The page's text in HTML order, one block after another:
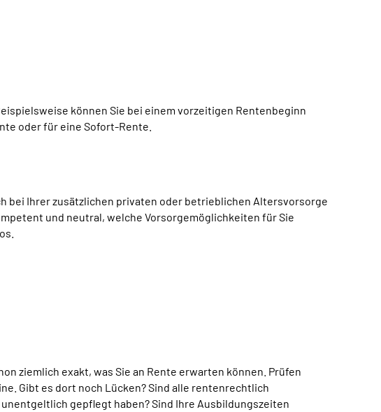
können Sie bei einem vorzeitigen Rentenbeginn
oder für eine Sofort-Rente.
bei Ihrer zusätzlichen privaten oder betrieblichen Altersvorsorge
und neutral, welche Vorsorgemöglichkeiten für Sie
ziemlich exakt, was Sie an Rente erwarten können. Prüfen
Gibt es dort noch Lücken? Sind alle rentenrechtlich
gepflegt haben? Sind Ihre Ausbildungszeiten